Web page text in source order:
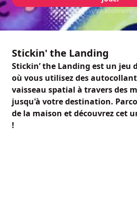
Inclus avec votre
Stickin' the Landing
Stickin’ the Landing est un jeu
où vous utilisez des
vaisseau spatial à travers des
jusqu'à votre destination.
de la maison et découvrez cet
!